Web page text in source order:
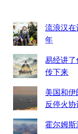
流浪汉
年
易经讲
传下来
美国和
反停火协
霍尔姆斯